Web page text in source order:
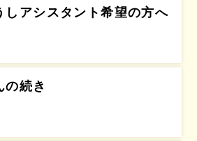
しアシスタント希望の方へ
の続き